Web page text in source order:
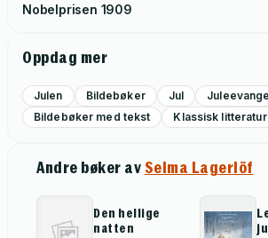
Nobelprisen 1909
Oppdag mer
Julen Bildebøker Jul
Bildebøker med tekst
Klassisk litteratur
Andre bøker avSelma Lagerlöf
Den hellige
natten